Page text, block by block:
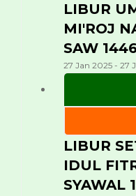
LIBUR
MI'ROJ
SAW
27 Jan 2025 - 27
LIBUR
IDUL
SYAWAL